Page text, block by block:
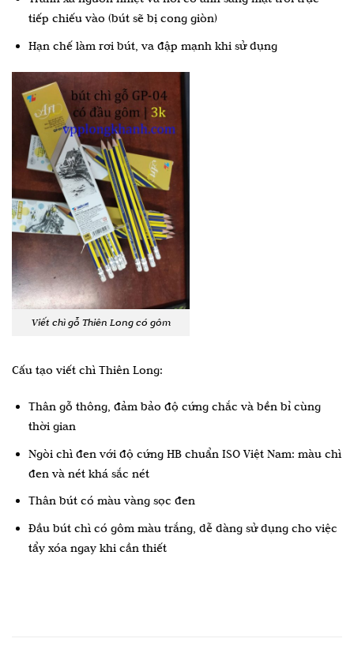
tiếp chiếu vào (bút sẽ bị cong giòn)
Hạn chế làm rơi bút, va đập mạnh khi sử dụng
Viết chì gỗ Thiên Long có gôm
Cấu tạo viết chì Thiên Long:
Thân gỗ thông, đảm bảo độ cứng chắc và bền bỉ cùng
thời gian
Ngòi chì đen với độ cứng HB chuẩn ISO Việt Nam: màu chì
đen và nét khá sắc nét
Thân bút có màu vàng sọc đen
Đầu bút chì có gôm màu trắng, dễ dàng sử dụng cho việc
tẩy xóa ngay khi cần thiết